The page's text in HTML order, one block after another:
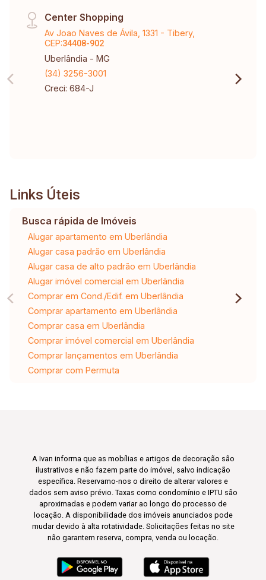
Center Shopping
Av Joao Naves de Ávila, 1331 - Tibery,
CEP:34408-902
Uberlândia - MG
(34) 3256-3001
Creci: 684-J
Links Úteis
Busca rápida de Imóveis
Alugar apartamento em Uberlândia
Alugar casa padrão em Uberlândia
Alugar casa de alto padrão em Uberlândia
Alugar imóvel comercial em Uberlândia
Comprar em Cond./Edif. em Uberlândia
Comprar apartamento em Uberlândia
Comprar casa em Uberlândia
Comprar imóvel comercial em Uberlândia
Comprar lançamentos em Uberlândia
Comprar com Permuta
A Ivan informa que as mobílias e artigos de decoração são
ilustrativos e não fazem parte do imóvel, salvo indicação
específica. Reservamo-nos o direito de alterar valores e
dados sem aviso prévio. Taxas como condomínio e IPTU são
aproximadas e podem variar ao longo do processo de
locação. A disponibilidade dos imóveis anunciados pode
mudar devido à alta rotatividade. Solicitações feitas no site
não garantem reserva, compra, venda ou locação.